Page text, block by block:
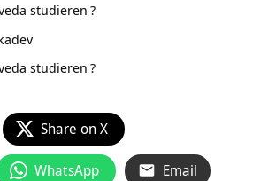
studieren ?
studieren ?
Share on X
WhatsApp Email